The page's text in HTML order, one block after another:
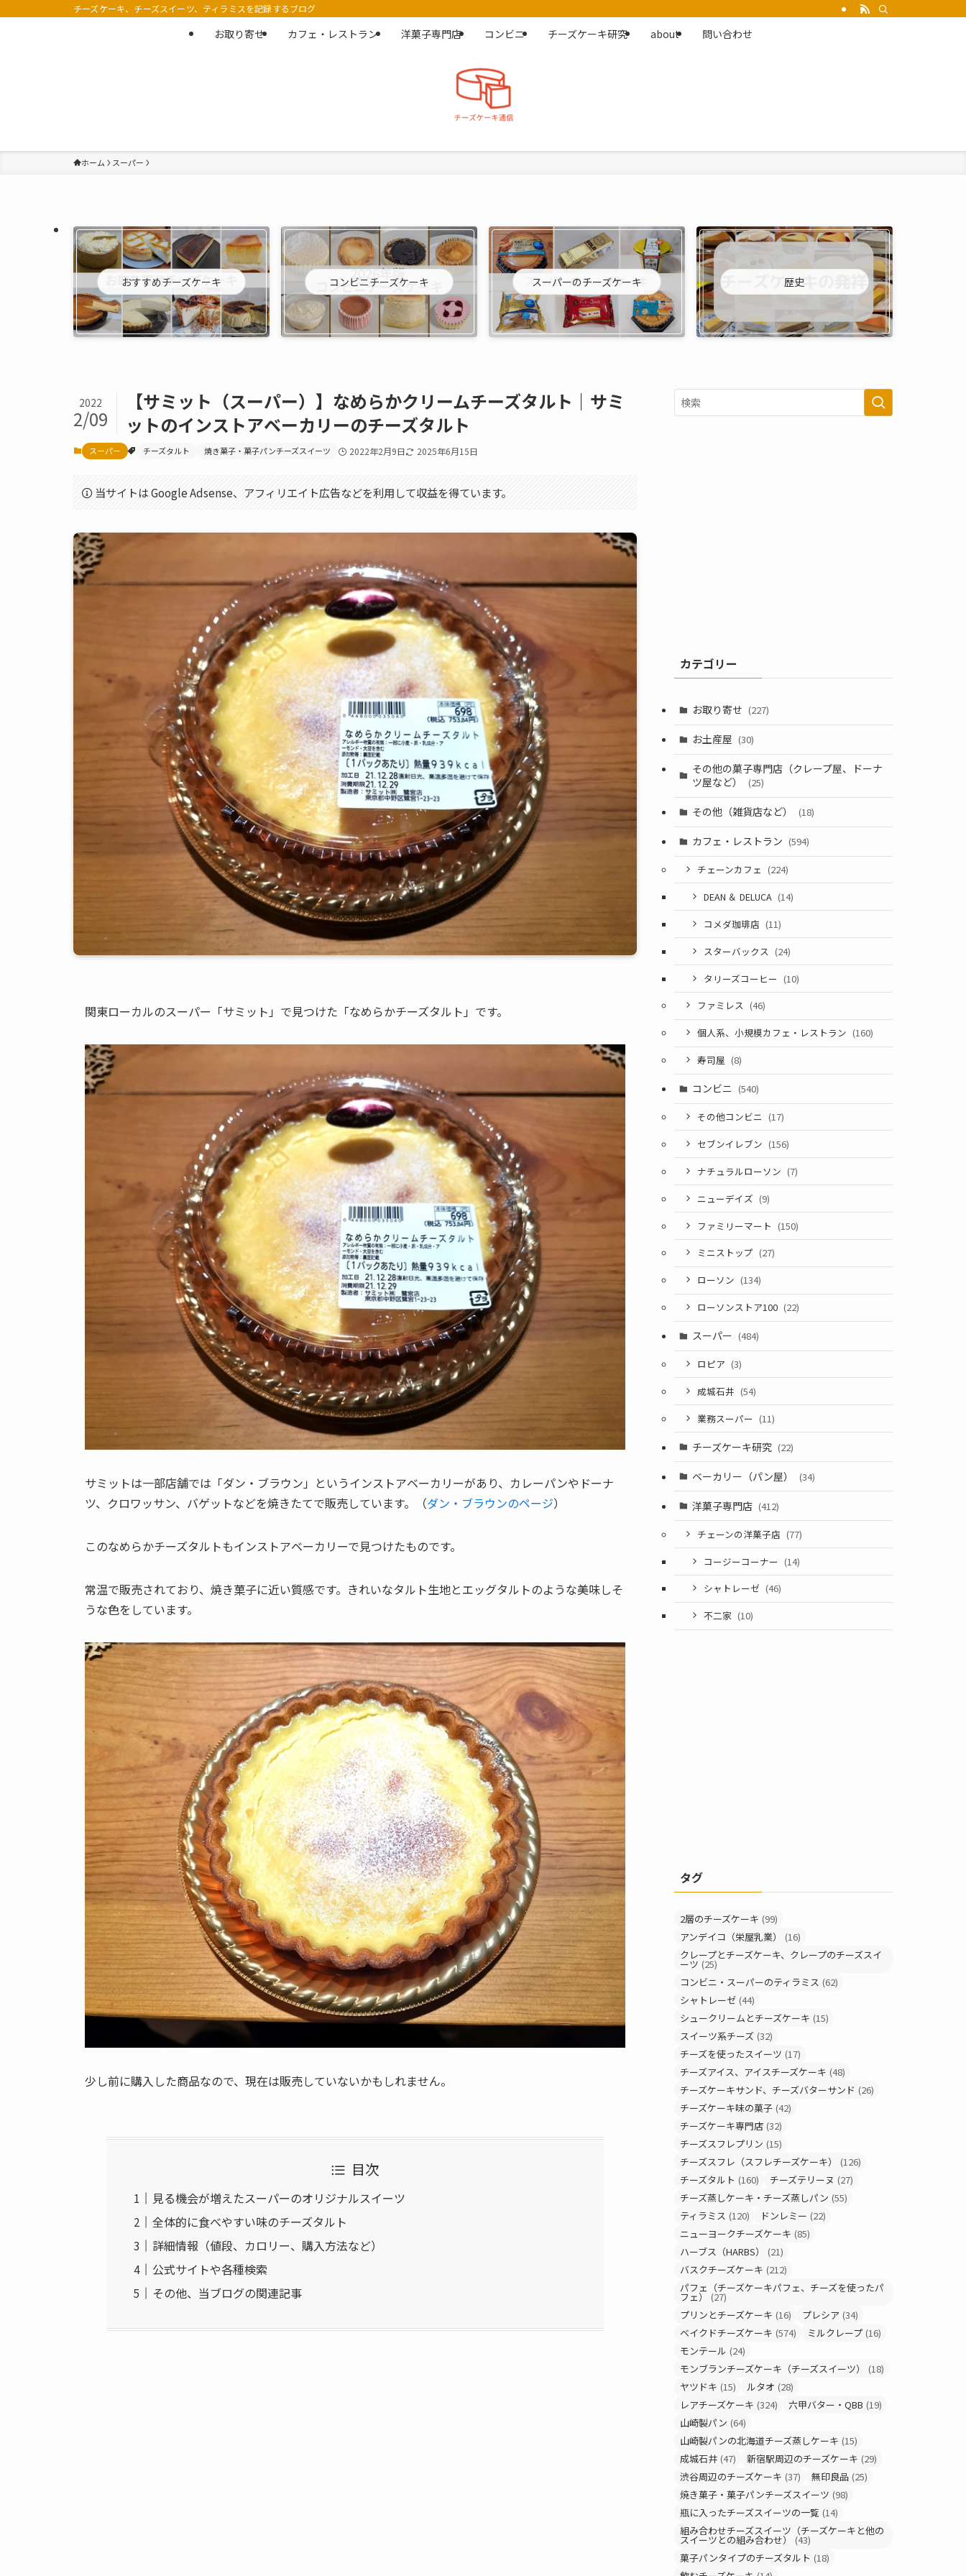
チーズケーキ、チーズスイーツ、ティラミスを記録するブログ
お取り寄せ カフェ・レストラン 洋菓子専門店 コンビニ チーズケーキ研究 about 問い合わせ
ホーム スーパー
おすすめチーズケーキ コンビニチーズケーキ スーパーのチーズケーキ 歴史
【サミット（スーパー）】なめらかクリームチーズタルト｜サミ
ットのインストアベーカリーのチーズタルト
2022
2/09
スーパー チーズタルト 焼き菓子・菓子パンチーズスイーツ 2022年2月9日 2025年6月15日
当サイトは Google Adsense、アフィリエイト広告などを利用して収益を得ています。
関東ローカルのスーパー「サミット」で見つけた「なめらかチーズタルト」です。
サミットは一部店舗では「ダン・ブラウン」というインストアベーカリーがあり、カレーパンやドーナ
ツ、クロワッサン、バゲットなどを焼きたてで販売しています。（ダン・ブラウンのページ）
このなめらかチーズタルトもインストアベーカリーで見つけたものです。
常温で販売されており、焼き菓子に近い質感です。きれいなタルト生地とエッグタルトのような美味しそ
うな色をしています。
少し前に購入した商品なので、現在は販売していないかもしれません。
目次
見る機会が増えたスーパーのオリジナルスイーツ
全体的に食べやすい味のチーズタルト
詳細情報（値段、カロリー、購入方法など）
公式サイトや各種検索
その他、当ブログの関連記事
カテゴリー
お取り寄せ (227)
お土産屋 (30)
その他の菓子専門店（クレープ屋、ドーナ
ツ屋など）
(25)
その他（雑貨店など） (18)
カフェ・レストラン (594)
チェーンカフェ (224)
DEAN ＆ DELUCA (14)
コメダ珈琲店 (11)
スターバックス (24)
タリーズコーヒー (10)
ファミレス (46)
個人系、小規模カフェ・レストラン (160)
寿司屋 (8)
コンビニ (540)
その他コンビニ (17)
セブンイレブン (156)
ナチュラルローソン (7)
ニューデイズ (9)
ファミリーマート (150)
ミニストップ (27)
ローソン (134)
ローソンストア100 (22)
スーパー (484)
ロピア (3)
成城石井 (54)
業務スーパー (11)
チーズケーキ研究 (22)
ベーカリー（パン屋） (34)
洋菓子専門店 (412)
チェーンの洋菓子店 (77)
コージーコーナー (14)
シャトレーゼ (46)
不二家 (10)
タグ
2層のチーズケーキ (99)
アンデイコ（栄屋乳業）
(16)
クレープとチーズケーキ、クレープのチーズスイ
ーツ (25)
コンビニ・スーパーのティラミス (62)
シャトレーゼ (44)
シュークリームとチーズケーキ (15)
スイーツ系チーズ (32)
チーズを使ったスイーツ (17)
チーズアイス、アイスチーズケーキ (48)
チーズケーキサンド、チーズバターサンド (26)
チーズケーキ味の菓子 (42)
チーズケーキ専門店 (32)
チーズスフレプリン (15)
チーズスフレ（スフレチーズケーキ）
(126)
チーズタルト (160) チーズテリーヌ (27)
チーズ蒸しケーキ・チーズ蒸しパン (55)
ティラミス (120) ドンレミー (22)
ニューヨークチーズケーキ (85)
ハーブス（HARBS）
(21)
バスクチーズケーキ (212)
パフェ（チーズケーキパフェ、チーズを使ったパ
フェ） (27)
プリンとチーズケーキ (16) プレシア (34)
ベイクドチーズケーキ (574) ミルクレープ (16)
モンテール (24)
モンブランチーズケーキ（チーズスイーツ）
(18)
ヤツドキ (15) ルタオ (28)
レアチーズケーキ (324) 六甲バター・QBB (19)
山崎製パン (64)
山崎製パンの北海道チーズ蒸しケーキ (15)
成城石井 (47) 新宿駅周辺のチーズケーキ (29)
渋谷周辺のチーズケーキ (37) 無印良品 (25)
焼き菓子・菓子パンチーズスイーツ (98)
瓶に入ったチーズスイーツの一覧 (14)
組み合わせチーズスイーツ（チーズケーキと他の
スイーツとの組み合わせ）
(43)
菓子パンタイプのチーズタルト (18)